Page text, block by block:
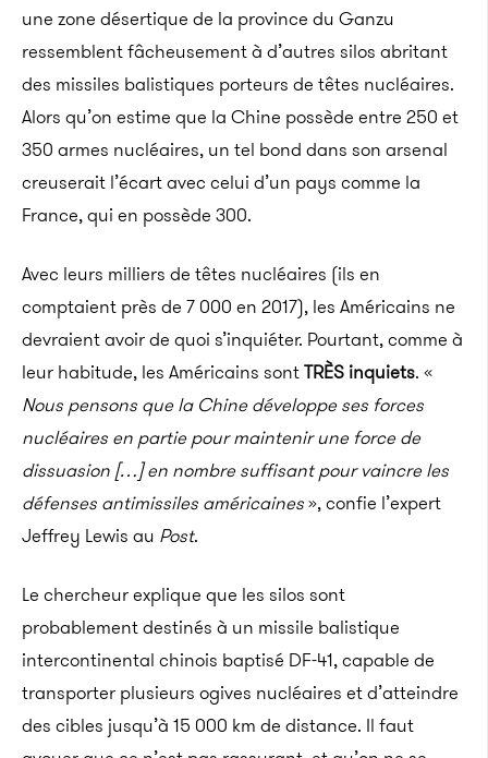
une zone désertique de la province du Ganzu
ressemblent fâcheusement à d’autres silos abritant
des missiles balistiques porteurs de têtes nucléaires.
Alors qu’on estime que la Chine possède entre 250 et
350 armes nucléaires, un tel bond dans son arsenal
creuserait l’écart avec celui d’un pays comme la
France, qui en possède 300.
Avec leurs milliers de têtes nucléaires (ils en
comptaient près de 7 000 en 2017), les Américains ne
devraient avoir de quoi s’inquiéter. Pourtant, comme à
leur habitude, les Américains sontTRÈS inquiets. «
Nous pensons que la Chine développe ses forces
nucléaires en partie pour maintenir une force de
dissuasion […] en nombre suffisant pour vaincre les
défenses antimissiles américaines», confie l’expert
Jeffrey Lewis au Post.
Le chercheur explique que les silos sont
probablement destinés à un missile balistique
intercontinental chinois baptisé DF-41, capable de
transporter plusieurs ogives nucléaires et d’atteindre
des cibles jusqu’à 15 000 km de distance. Il faut